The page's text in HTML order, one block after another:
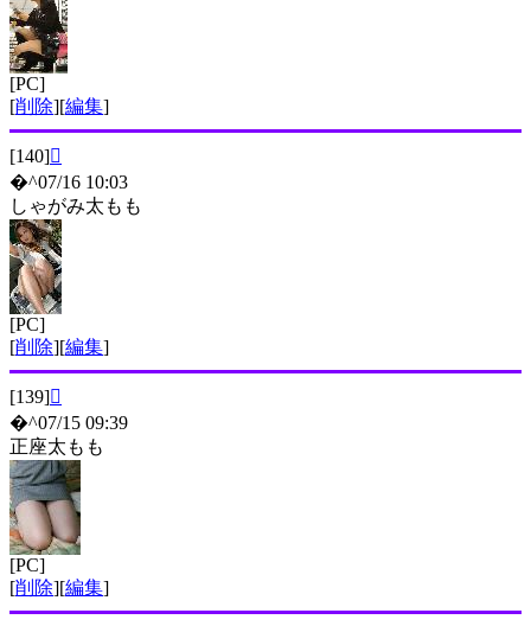
[PC]
[削除][編集]
[140]
�^07/16 10:03
しゃがみ太もも
[PC]
[削除][編集]
[139]
�^07/15 09:39
正座太もも
[PC]
[削除][編集]